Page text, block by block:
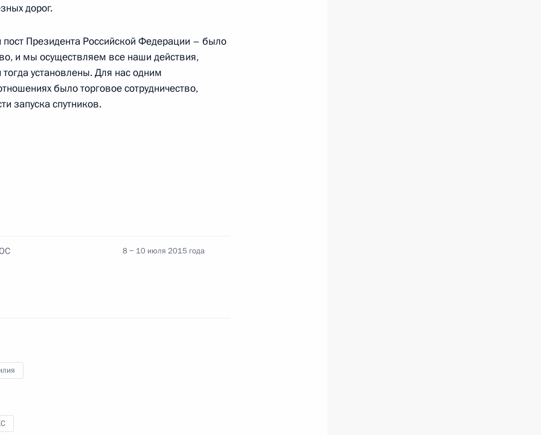
Роуссефф
Роуссефф
дорог.
Президента Российской Федерации – было
и мы осуществляем все наши действия,
установлены. Для нас одним
было торговое сотрудничество,
запуска спутников.
8 − 10 июля 2015 года